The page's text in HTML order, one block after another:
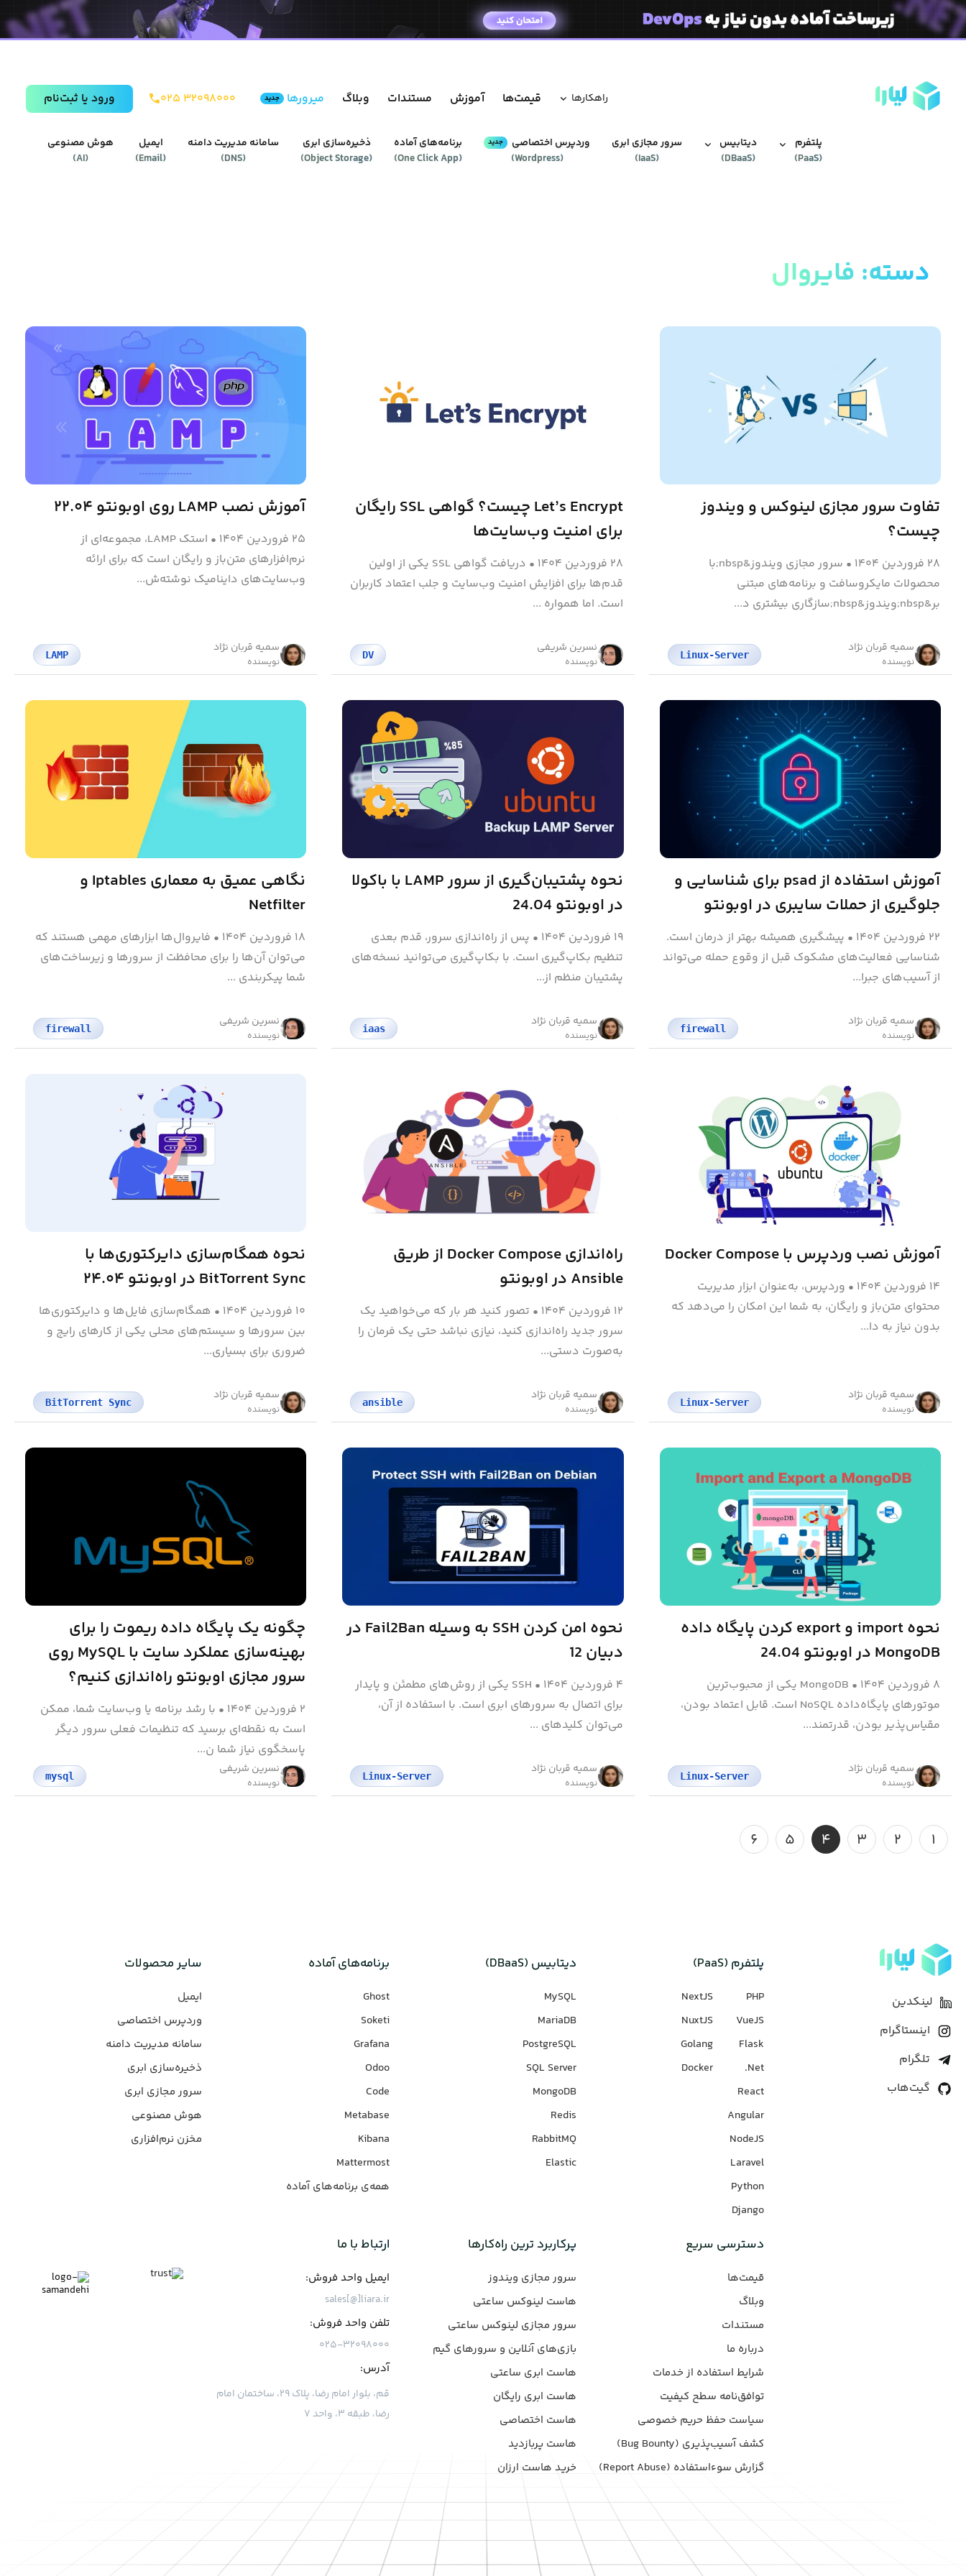
راهکار‌ها قیمت‌ها آموزش مستندات وبلاگ میرورها جدید ۰۲۵ ۳۲۰۹۸۰۰۰ ورود يا ثبت‌نام
هوش مصنوعی
(
AI
)
ایمیل
(
Email
)
سامانه مدیریت دامنه
(
DNS
)
ذخیره‌سازی ابری
(
Object Storage
)
برنامه‌های آماده
(
One Click App
)
وردپرس‌ اختصاصی جدید
(
Wordpress
)
سرور مجازی ابری
(
IaaS
)
دیتابیس‌
(
DBaaS
)
پلتفرم
(
PaaS
)
دسته: فایروال
تفاوت سرور مجازی لینوکس و ویندوز
چیست؟
۲۸ فروردین ۱۴۰۴ •
سرور مجازی ویندوز&nbsp;با
محصولات مایکروسافت و برنامه‌های مبتنی
بر&nbsp;ویندوز&nbsp;سازگاری بیشتری د...
سمیه قربان نژاد
نویسنده
Linux-Server
Let’s Encrypt چیست؟ گواهی SSL رایگان
برای امنیت وب‌سایت‌ها
۲۸ فروردین ۱۴۰۴ •
دریافت گواهی SSL یکی از اولین
قدم‌ها برای افزایش امنیت وب‌سایت و جلب اعتماد کاربران
است. اما همواره ...
نسرین شریفی
نویسنده
DV
آموزش نصب LAMP روی اوبونتو ۲۲.۰۴
۲۵ فروردین ۱۴۰۴ •
استک LAMP، مجموعه‌ای از
نرم‌افزارهای متن‌باز و رایگان است که برای ارائه
وب‌سایت‌های داینامیک نوشته‌ش...
سمیه قربان نژاد
نویسنده
LAMP
آموزش استفاده از psad برای شناسایی و
جلوگیری از حملات سایبری در اوبونتو
۲۲ فروردین ۱۴۰۴ • پیشگیری همیشه بهتر از درمان است.
شناسایی فعالیت‌های مشکوک قبل از وقوع حمله می‌تواند
از آسیب‌های جبرا...
سمیه قربان نژاد
نویسنده
firewall
نحوه پشتیبان‌گیری از سرور LAMP با باکولا
در اوبونتو 24.04
۱۹ فروردین ۱۴۰۴ • پس از راه‌اندازی سرور، قدم بعدی
تنظیم بکاپ‌گیری است. با بکاپ‌گیری می‌توانید نسخه‌های
پشتیبان منظم از...
سمیه قربان نژاد
نویسنده
iaas
نگاهی عمیق به معماری Iptables و
Netfilter
۱۸ فروردین ۱۴۰۴ • فایروال‌ها ابزارهای مهمی هستند که
می‌توان آن‌ها را برای محافظت از سرورها و زیرساخت‌های
شما پیکربندی ...
نسرین شریفی
نویسنده
firewall
آموزش نصب وردپرس با Docker Compose
۱۴ فروردین ۱۴۰۴ • وردپرس، به‌عنوان ابزار مدیریت
محتوای متن‌باز و رایگان، به شما این امکان را می‌دهد که
بدون نیاز به دا...
سمیه قربان نژاد
نویسنده
Linux-Server
راه‌اندازی Docker Compose از طریق
Ansible در اوبونتو
۱۲ فروردین ۱۴۰۴ • تصور کنید هر بار که می‌خواهید یک
سرور جدید راه‌اندازی کنید، نیازی نباشد حتی یک فرمان را
به‌صورت دستی...
سمیه قربان نژاد
نویسنده
ansible
نحوه همگام‌سازی دایرکتوری‌ها با
BitTorrent Sync در اوبونتو ۲۴.۰۴
۱۰ فروردین ۱۴۰۴ • همگام‌سازی فایل‌ها و دایرکتوری‌ها
بین سرورها و سیستم‌های محلی یکی از کارهای رایج و
ضروری برای بسیاری...
سمیه قربان نژاد
نویسنده
BitTorrent Sync
نحوه import و export کردن پایگاه داده
MongoDB در اوبونتو 24.04
۸ فروردین ۱۴۰۴ •
MongoDB یکی از محبوب‌ترین
موتورهای پایگاه‌داده NoSQL است. قابل اعتماد بودن،
مقیاس‌پذیر بودن، قدرتمند...
سمیه قربان نژاد
نویسنده
Linux-Server
نحوه امن کردن SSH به وسیله Fail2Ban در
دبیان 12
۴ فروردین ۱۴۰۴ •
SSH یکی از روش‌های مطمئن و پایدار
برای اتصال به سرورهای ابری است. با استفاده از آن،
می‌توان کلیدهای ...
سمیه قربان نژاد
نویسنده
Linux-Server
چگونه یک پایگاه داده ریموت را برای
بهینه‌سازی عملکرد سایت با MySQL روی
سرور مجازی اوبونتو راه‌اندازی کنیم؟
۲ فروردین ۱۴۰۴ • با رشد برنامه یا وب‌سایت شما، ممکن
است به نقطه‌ای برسید که تنظیمات فعلی سرور دیگر
پاسخگوی نیاز شما ن...
نسرین شریفی
نویسنده
mysql
۱ ۲ ۳ ۴ ۵ ۶
لینکدین
اینستاگرام
تلگرام
گیت‌هاب
پلتفرم (PaaS)
PHP
VueJS
Flask
Net.
React
Angular
NodeJS
Laravel
Python
Django
NextJS
NuxtJS
Golang
Docker
دیتابیس‌ (DBaaS)
MySQL
MariaDB
PostgreSQL
SQL Server
MongoDB
Redis
RabbitMQ
Elastic
برنامه‌های‌ آماده
Ghost
Soketi
Grafana
Odoo
Code
Metabase
Kibana
Mattermost
همه‌ی برنامه‌های آماده
سایر محصولات
ایمیل
وردپرس‌ اختصاصی
سامانه مدیریت دامنه
ذخیره‌سازی ابری
سرور مجازی ابری
هوش مصنوعی
مخزن نرم‌افزاری
دسترسی سریع
قیمت‌ها
وبلاگ
مستندات
درباره ما
شرایط استفاده از خدمات
توافق‌نامه سطح کیفیت
سیاست حفظ حریم خصوصی
کشف آسیب‌پذیری (Bug Bounty)
گزارش سوءاستفاده (Report Abuse)
پرکاربرد ترین راه‌کارها
سرور مجازی ویندوز
هاست لینوکس ساعتی
سرور مجازی لینوکس ساعتی
بازی‌های آنلاین و سرورهای گیم
هاست ابری ساعتی
هاست ابری رایگان
هاست اختصاصی
هاست پربازدید
خرید هاست ارزان
ارتباط با ما
ایمیل واحد فروش:
sales[@]liara.ir
تلفن واحد فروش:
۰۲۵-۳۲۰۹۸۰۰۰
آدرس:
قم، بلوار امام رضا، پلاک ۲۹، ساختمان امام
رضا، طبقه ۳، واحد ۷